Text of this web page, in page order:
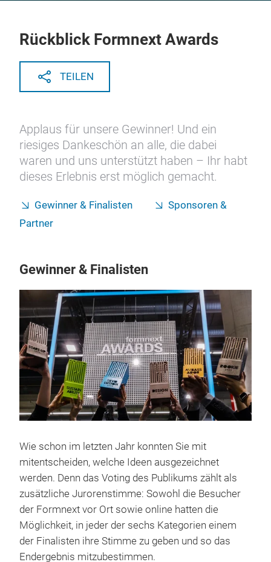
Rückblick Formnext Awards
TEILEN
Applaus für unsere Gewinner! Und ein
riesiges Dankeschön an alle, die dabei
waren und uns unterstützt haben – Ihr habt
dieses Erlebnis erst möglich gemacht.
Gewinner & Finalisten
Sponsoren &
Partner
Gewinner & Finalisten
Wie schon im letzten Jahr konnten Sie mit
mitentscheiden, welche Ideen ausgezeichnet
werden. Denn das Voting des Publikums zählt als
zusätzliche Jurorenstimme: Sowohl die Besucher
der Formnext vor Ort sowie online hatten die
Möglichkeit, in jeder der sechs Kategorien einem
der Finalisten ihre Stimme zu geben und so das
Endergebnis mitzubestimmen.